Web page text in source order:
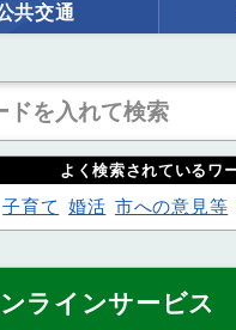
共交通
よく検索されているワ
子育て 婚活 市への意見等
ラインサービス